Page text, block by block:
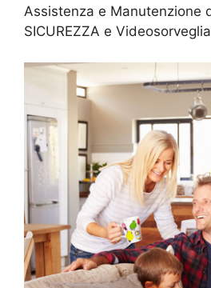
Assistenza e Manutenzione
SICUREZZA e